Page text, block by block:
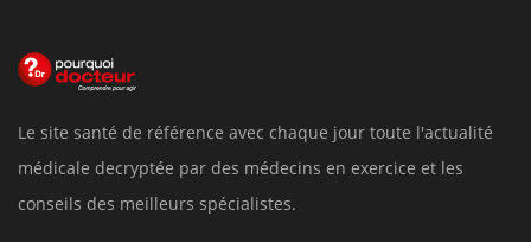
Le site santé de référence avec chaque jour toute l'actualité
médicale decryptée par des médecins en exercice et les
conseils des meilleurs spécialistes.